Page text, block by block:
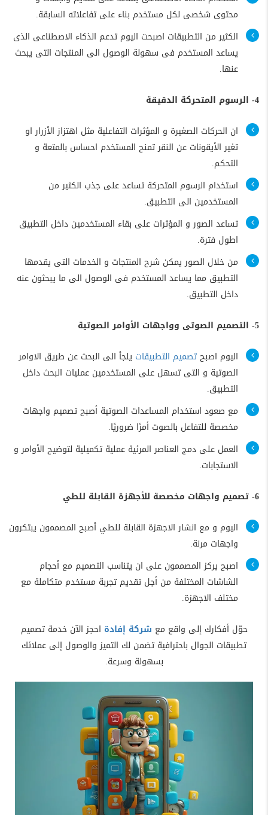
محتوى شخصى لكل مستخدم بناء على تفاعلاته السابقة.
الكثير من التطبيقات اصبحت اليوم تدعم الذكاء الاصطناعى الذى
يساعد المستخدم فى سهولة الوصول الى المنتجات التى يبحث
عنها.
4- الرسوم المتحركة الدقيقة
ان الحركات الصغيرة و المؤثرات التفاعلية مثل اهتزاز الأزرار او
تغير الأيقونات عن النقر تمنح المستخدم احساس بالمتعة و
التحكم.
استخدام الرسوم المتحركة تساعد على جذب الكثير من
المستخدمين الى التطبيق.
تساعد الصور و المؤثرات على بقاء المستخدمين داخل التطبيق
اطول فترة.
من خلال الصور يمكن شرح المنتجات و الخدمات التى يقدمها
التطبيق مما يساعد المستخدم فى الوصول الى ما يبحثون عنه
داخل التطبيق.
5- التصميم الصوتى وواجهات الأوامر الصوتية
اليوم اصبحتصميم التطبيقات يلجأ الى البحث عن طريق الاوامر
الصوتية و التى تسهل على المستخدمين عمليات البحث داخل
التطبيق.
مع صعود استخدام المساعدات الصوتية أصبح تصميم واجهات
مخصصة للتفاعل بالصوت أمرًا ضروريًا.
العمل على دمج العناصر المرئية عملية تكميلية لتوضيح الأوامر و
الاستجابات.
6- تصميم واجهات مخصصة للأجهزة القابلة للطي
اليوم و مع انشار الاجهزة القابلة للطي أصبح المصممون يبتكرون
واجهات مرنة.
اصبح يركز المصممون على ان يتناسب التصميم مع أحجام
الشاشات المختلفة من أجل تقديم تجربة مستخدم متكاملة مع
مختلف الاجهزة.
حوّل أفكارك إلى واقع مع شركة إفادة احجز الآن خدمة تصميم
تطبيقات الجوال باحترافية تضمن لك التميز والوصول إلى عملائك
بسهولة وسرعة.